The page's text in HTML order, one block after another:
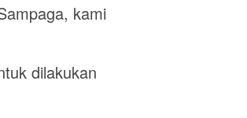
kami
dilakukan